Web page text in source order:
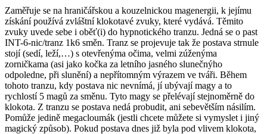
Zaměřuje se na hraničářskou a kouzelnickou magenergii, k jejímu
získání používá zvláštní klokotavé zvuky, které vydává. Těmito
zvuky uvede sebe i oběť(i) do hypnotického tranzu. Jedná se o past
INT-6-nic/tranz 1k6 směn. Tranz se projevuje tak že postava strnule
stojí (sedí, leží,…) s otevřenýma očima, velmi zúženýma
zorničkama (asi jako kočka za letního jasného slunečnýho
odpoledne, při slunění) a nepřítomným výrazem ve tváři. Během
tohoto tranzu, kdy postava nic nevnímá, jí ubývají magy a to
rychlostí 5 magů za směnu. Tyto magy se přelévají stejnoměrně do
klokota. Z tranzu se postava nedá probudit, ani sebevětším násilím.
Pomůže jedině megacloumák (jestli chcete můžete si vymyslet i jiný
magický způsob). Pokud postava dnes již byla pod vlivem klokota,